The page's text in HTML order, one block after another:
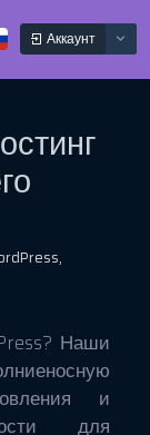
Аккаунт
Наши
и
для